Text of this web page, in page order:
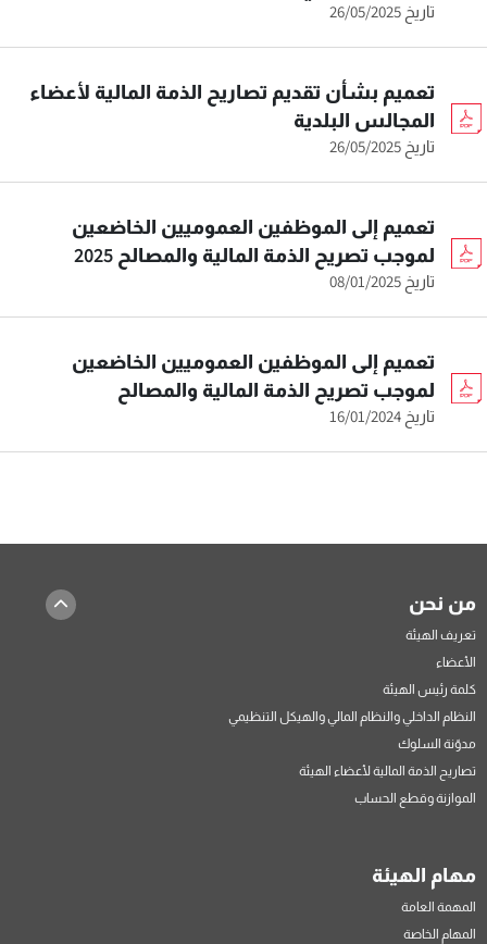
تاريخ 26/05/2025
تعميم بشأن تقديم تصاريح الذمة المالية لأعضاء
المجالس البلدية
تاريخ 26/05/2025
تعميم إلى الموظفين العموميين الخاضعين
لموجب تصريح الذمة المالية والمصالح 2025
تاريخ 08/01/2025
تعميم إلى الموظفين العموميين الخاضعين
لموجب تصريح الذمة المالية والمصالح
تاريخ 16/01/2024
من نحن
تعريف الهيئة
الأعضاء
كلمة رئيس الهيئة
النظام الداخلي والنظام المالي والهيكل التنظيمي
مدوّنة السلوك
تصاريح الذمة المالية لأعضاء الهيئة
الموازنة وقطع الحساب
مهام الهيئة
المهمة العامة
المهام الخاصة